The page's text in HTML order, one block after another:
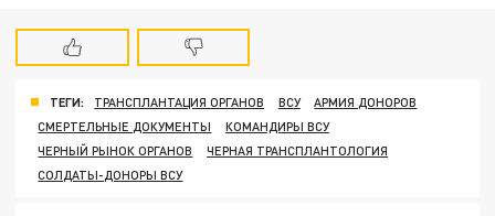
ТЕГИ: ТРАНСПЛАНТАЦИЯ ОРГАНОВ ВСУ
АРМИЯ ДОНОРОВ
СМЕРТЕЛЬНЫЕ ДОКУМЕНТЫ
КОМАНДИРЫ ВСУ
ЧЕРНЫЙ РЫНОК ОРГАНОВ
ЧЕРНАЯ ТРАНСПЛАНТОЛОГИЯ
СОЛДАТЫ-ДОНОРЫ ВСУ